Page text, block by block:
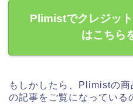
Plimistでクレジッ
はこちら
もしかしたら、Plimistの
の記事をご覧になっている